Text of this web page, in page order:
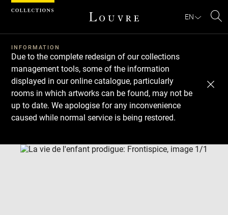
EN
INFORMATION
Due to the complete redesign of our collections
management tools, some of the information
displayed in our online catalogue, particularly
rooms in which artworks can be found, may not be
up to date. We apologise for any inconvenience
caused while normal service is being restored.
Download
Next
Previous
Cookies management panel